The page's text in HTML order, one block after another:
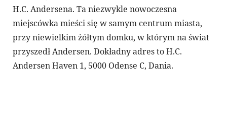
H.C. Andersena. Ta niezwykle nowoczesna
miejscówka mieści się w samym centrum miasta,
przy niewielkim żółtym domku, w którym na świat
przyszedł Andersen. Dokładny adres to H.C.
Andersen Haven 1, 5000 Odense C, Dania.